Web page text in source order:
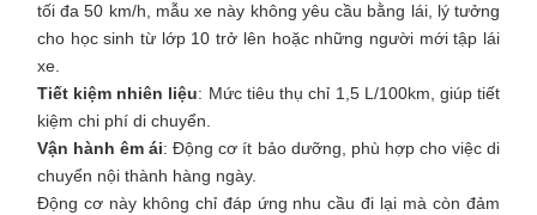
tối đa 50 km/h, mẫu xe này không yêu cầu bằng lái, lý tưởng
cho học sinh từ lớp 10 trở lên hoặc những người mới tập lái
xe.
Tiết kiệm nhiên liệu: Mức tiêu thụ chỉ 1,5 L/100km, giúp tiết
kiệm chi phí di chuyển.
Vận hành êm ái: Động cơ ít bảo dưỡng, phù hợp cho việc di
chuyển nội thành hàng ngày.
Động cơ này không chỉ đáp ứng nhu cầu đi lại mà còn đảm